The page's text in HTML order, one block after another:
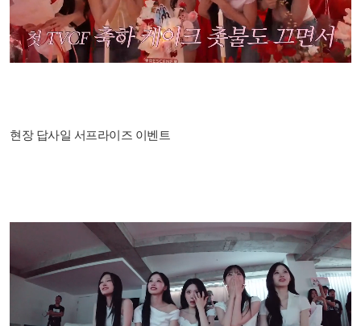
현장 답사일 서프라이즈 이벤트